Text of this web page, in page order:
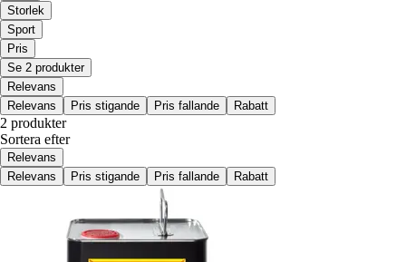
Storlek
Sport
Pris
Se 2 produkter
Relevans
Relevans
Pris stigande Pris fallande Rabatt
2 produkter
Sortera efter
Relevans
Relevans
Pris stigande Pris fallande Rabatt